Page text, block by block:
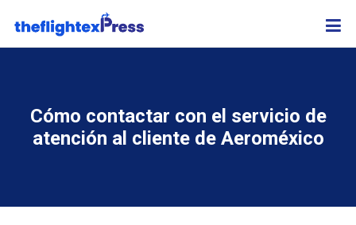
Cómo contactar con el servicio de
atención al cliente de Aeroméxico